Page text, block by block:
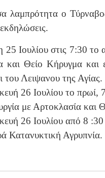
λαμπρότητα ο
Ιουλίου στις 7:30 το
και Θείο Κήρυγμα και
του Λειψανου της Αγίας.
26 Ιουλίου το πρωί,
με Αρτοκλασία και
26 Ιουλίου από 8
Κατανυκτική Αγρυπνία.